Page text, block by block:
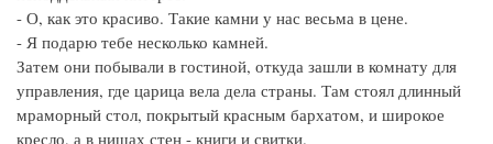
- О, как это красиво. Такие камни у нас весьма в цене.
- Я подарю тебе несколько камней.
Затем они побывали в гостиной, откуда зашли в комнату для
управления, где царица вела дела страны. Там стоял длинный
мраморный стол, покрытый красным бархатом, и широкое
кресло, а в нишах стен - книги и свитки.